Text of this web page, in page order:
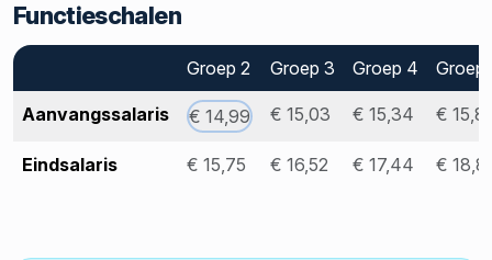
Functieschalen
Groep 2 Groep 3 Groep 4 Groep
Aanvangssalaris € 14,99 € 15,03 € 15,34 €
Eindsalaris € 15,75 € 16,52 € 17,44 €